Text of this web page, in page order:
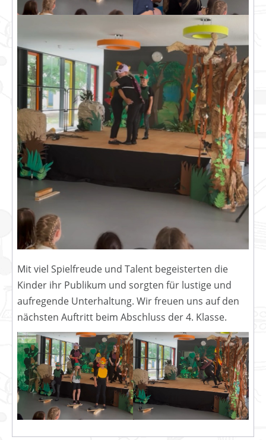
Mit viel Spielfreude und Talent begeisterten die
Kinder ihr Publikum und sorgten für lustige und
aufregende Unterhaltung. Wir freuen uns auf den
nächsten Auftritt beim Abschluss der 4. Klasse.